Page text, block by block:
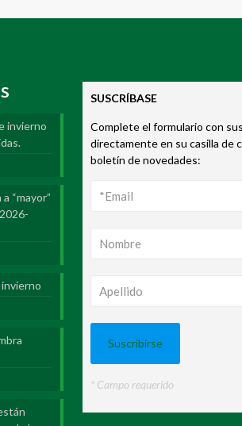
invierno
“mayor”
SUSCRÍBASE
Complete el formulario con
directamente en su casilla de
boletín de novedades:
* Campo requerido